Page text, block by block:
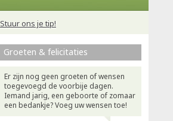
Stuur ons je tip!
Groeten & felicitaties
Er zijn nog geen groeten of wensen
toegevoegd de voorbije dagen.
Iemand jarig, een geboorte of zomaar
een bedankje? Voeg uw wensen toe!